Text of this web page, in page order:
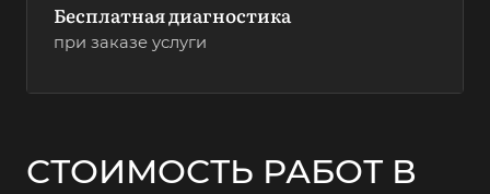
Бесплатная диагностика
при заказе услуги
СТОИМОСТЬ РАБОТ В